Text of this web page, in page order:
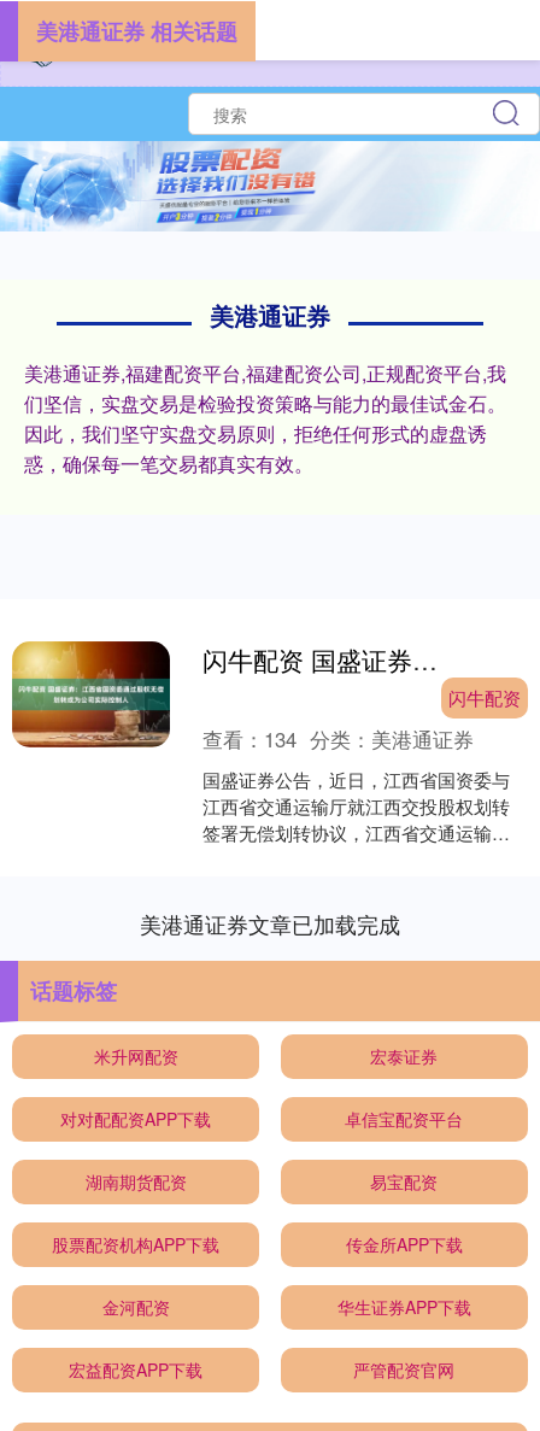
美港通证券
美港通证券,福建配资平台,福建配资公司,正规配资平台,我
们坚信，实盘交易是检验投资策略与能力的最佳试金石。
因此，我们坚守实盘交易原则，拒绝任何形式的虚盘诱
惑，确保每一笔交易都真实有效。
美港通证券 相关话题
闪牛配资 国盛证券：江西省国资委通过股权无偿划转成为公司实际控制人
闪牛配资
查看： 134 分类： 美港通证券
国盛证券公告，近日，江西省国资委与
江西省交通运输厅就江西交投股权划转
签署无偿划转协议，江西省交通运输厅
美港通证券文章已加载完成
话题标签
米升网配资 宏泰证券
对对配配资APP下载 卓信宝配资平台
湖南期货配资 易宝配资
股票配资机构APP下载 传金所APP下载
金河配资 华生证券APP下载
宏益配资APP下载 严管配资官网